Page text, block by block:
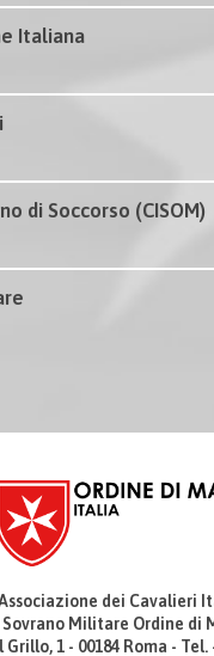
Italiana
di Soccorso (CISOM)
dei Cavalieri
Sovrano Militare Ordine di
1 - 00184 Roma - Tel.